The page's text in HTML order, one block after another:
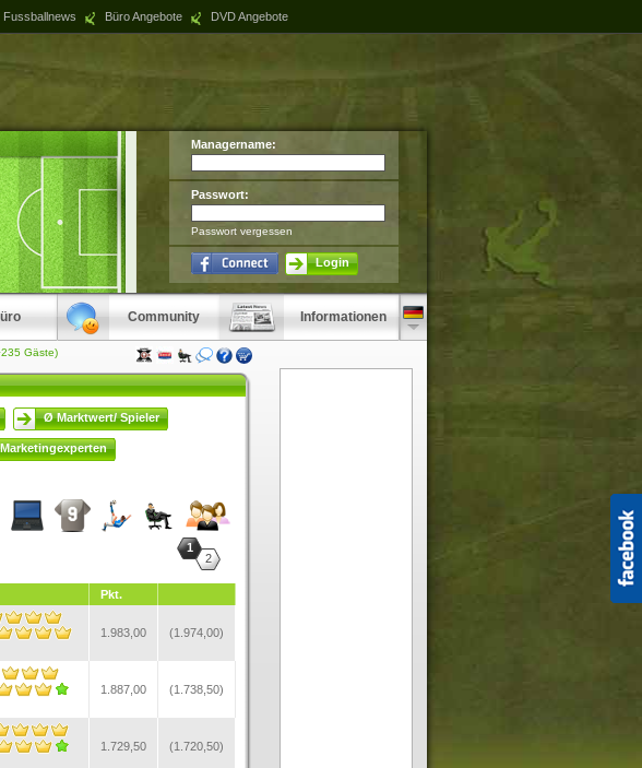
Fussballnews Büro Angebote DVD Angebote
Managername:
Passwort:
Passwort vergessen
Login
Community Informationen
Gäste)
Ø Marktwert/ Spieler
Marketingexperten
1
2
Pkt.
1.983,00
(1.974,00)
1.887,00
(1.738,50)
1.729,50
(1.720,50)